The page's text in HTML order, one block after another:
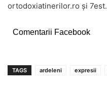
ortodoxiatinerilor.ro și
Comentarii Facebook
TAGS ardeleni expresii